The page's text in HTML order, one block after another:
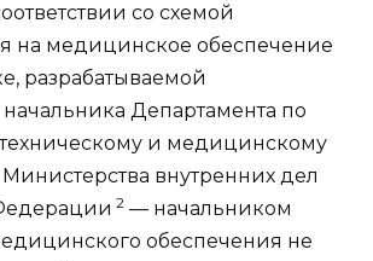
со схемой
на медицинское обеспечение
разрабатываемой
Департамента по
и медицинскому
внутренних дел
2 — начальником
обеспечения не